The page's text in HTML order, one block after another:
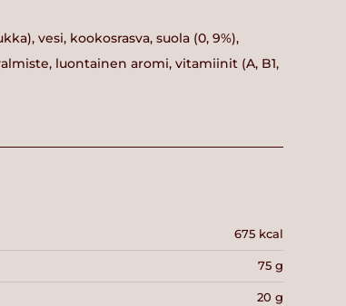
vesi, kookosrasva, suola (0, 9%),
luontainen aromi, vitamiinit (A, B1,
675 kcal
75 g
20 g